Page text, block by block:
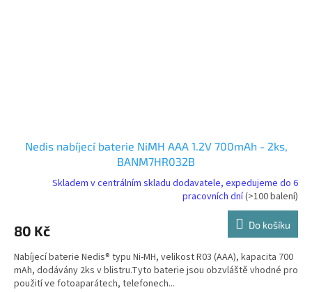
Nedis nabíjecí baterie NiMH AAA 1.2V 700mAh - 2ks,
BANM7HR032B
Skladem v centrálním skladu dodavatele, expedujeme do 6
pracovních dní(>100 balení)
80 Kč Do košíku
Nabíjecí baterie Nedis® typu Ni-MH, velikost R03 (AAA), kapacita 700
mAh, dodávány 2ks v blistru.Tyto baterie jsou obzvláště vhodné pro
použití ve fotoaparátech, telefonech...